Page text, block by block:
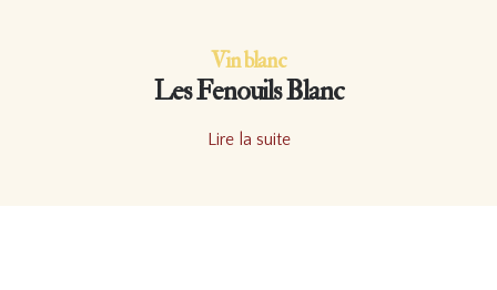
Vin blanc
Les Fenouils Blanc
Lire la suite